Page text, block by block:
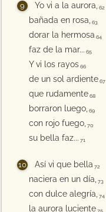
Yo vi a la aurora, 62
bañada en rosa, 63
dorar la hermosa 64
faz de la mar... 65
Y vi los rayos 66
de un sol ardiente 67
que rudamente 68
borraron luego, 69
con rojo fuego, 70
su bella faz... 71
Así vi que bella 72
naciera en un día, 73
con dulce alegría, 74
la aurora luciente 75